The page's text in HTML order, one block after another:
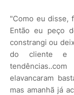
"Como eu disse,
Então eu peço
constrangi ou
do cliente e
elavancaram
mas amanhã já